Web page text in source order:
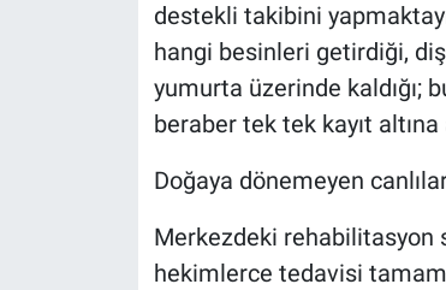
destekli takibini
hangi besinleri getirdiği,
yumurta üzerinde kaldığı;
beraber tek tek kayıt altına
Doğaya dönemeyen
Merkezdeki rehabilitasyon
hekimlerce tedavisi